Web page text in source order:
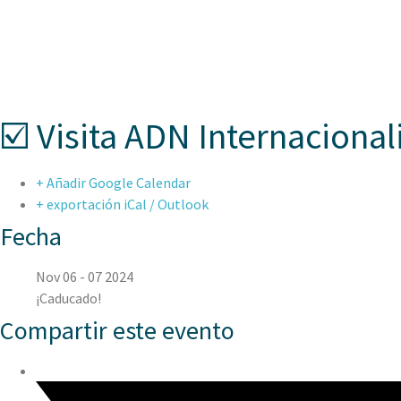
☑️ Visita ADN
+ Añadir Google Calendar
+ exportación iCal / Outlook
Fecha
Nov 06 - 07 2024
¡Caducado!
Compartir este evento